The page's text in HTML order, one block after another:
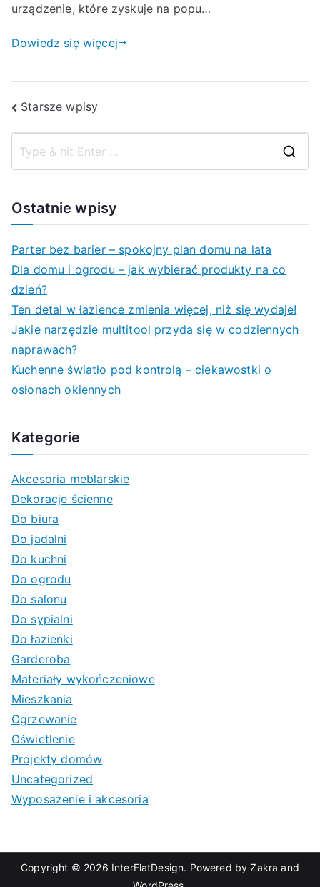
urządzenie, które zyskuje na popu…
Dowiedz się więcej
Nawigacja
po
wpisach
Starsze wpisy
Ostatnie wpisy
Parter bez barier – spokojny plan domu na lata
Dla domu i ogrodu – jak wybierać produkty na co
dzień?
Ten detal w łazience zmienia więcej, niż się wydaje!
Jakie narzędzie multitool przyda się w codziennych
naprawach?
Kuchenne światło pod kontrolą – ciekawostki o
osłonach okiennych
Kategorie
Akcesoria meblarskie
Dekoracje ścienne
Do biura
Do jadalni
Do kuchni
Do ogrodu
Do salonu
Do sypialni
Do łazienki
Garderoba
Materiały wykończeniowe
Mieszkania
Ogrzewanie
Oświetlenie
Projekty domów
Uncategorized
Wyposażenie i akcesoria
Copyright © 2026 InterFlatDesign. Powered byZakra and